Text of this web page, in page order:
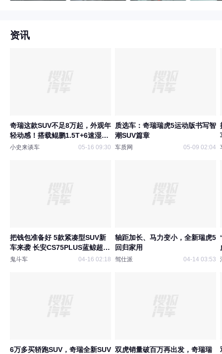
资讯
奇瑞这款SUV不足8万起，外观年
轻动感！搭载鲲鹏1.5T+6速湿式
双离
小史来谈车 05-16 09:30
质选车：奇瑞瑞虎5运动版书写智
潮SUV篇章
车质网 05-09 02:04
把钱包准备好 5款紧凑型SUV新
车来袭 长安CS75PLUS蓝鲸超擎
版领衔
鬼斗车 04-16 02:18
轴距加长、马力变小，全新瑞虎5
回归家用
驾仕派 04-14 03:53
6万多买轿跑SUV，奇瑞全新SUV 双虎销量破百万再出发，奇瑞瑞